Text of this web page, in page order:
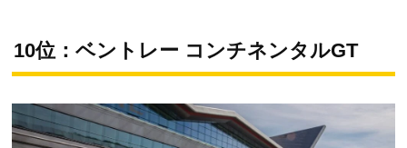
10位：ベントレー コンチネンタルGT